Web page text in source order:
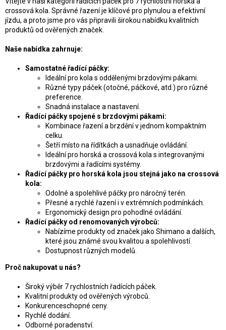
a
c
y
v
p
i
s
crossová kola. Správné řazení je klíčové pro plynulou a efektivní
jízdu, a proto jsme pro vás připravili širokou nabídku kvalitních
produktů od ověřených značek.
Naše nabídka zahrnuje:
Samostatné řadící páčky:
Ideální pro kola s oddělenými brzdovými pákami.
Různé typy páček (otočné, páčkové, atd.) pro různé
preference.
Snadná instalace a nastavení.
Řadící páčky spojené s brzdovými pákami:
Kombinace řazení a brzdění v jednom kompaktním
celku.
Šetří místo na řídítkách a usnadňuje ovládání.
Ideální pro horská a crossová kola s integrovanými
brzdovými a řadícími systémy.
Řadící páčky pro horská kola jsou stejná jako na crossová
kola:
Odolné a spolehlivé páčky pro náročný terén.
Přesné a rychlé řazení i v extrémních podmínkách.
Ergonomický design pro pohodlné ovládání.
Řadící páčky od renomovaných výrobců:
Nabízíme produkty od značek jako Shimano a dalších,
které jsou známé svou kvalitou a spolehlivostí.
Dostupnost různých modelů.
Proč nakupovat u nás?
Široký výběr 7 rychlostních řadících páček.
Kvalitní produkty od ověřených výrobců.
Konkurenceschopné ceny.
Rychlé dodání.
Odborné poradenství.